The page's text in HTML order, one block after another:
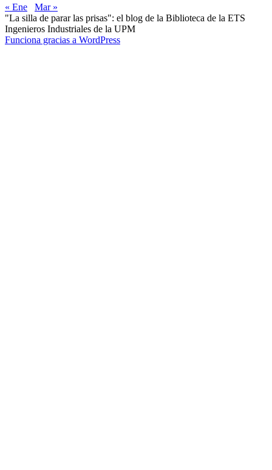
« Ene
Mar »
"La silla de parar las prisas": el blog de la Biblioteca de la ETS
Ingenieros Industriales de la UPM
Funciona gracias a WordPress